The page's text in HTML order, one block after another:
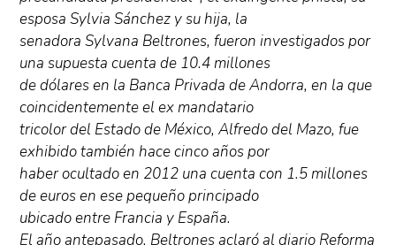
esposa Sylvia Sánchez y su hija, la
senadora Sylvana Beltrones, fueron investigados por
una supuesta cuenta de 10.4 millones
de dólares en la Banca Privada de Andorra, en la que
coincidentemente el ex mandatario
tricolor del Estado de México, Alfredo del Mazo, fue
exhibido también hace cinco años por
haber ocultado en 2012 una cuenta con 1.5 millones
de euros en ese pequeño principado
ubicado entre Francia y España.
El año antepasado, Beltrones aclaró al diario Reforma